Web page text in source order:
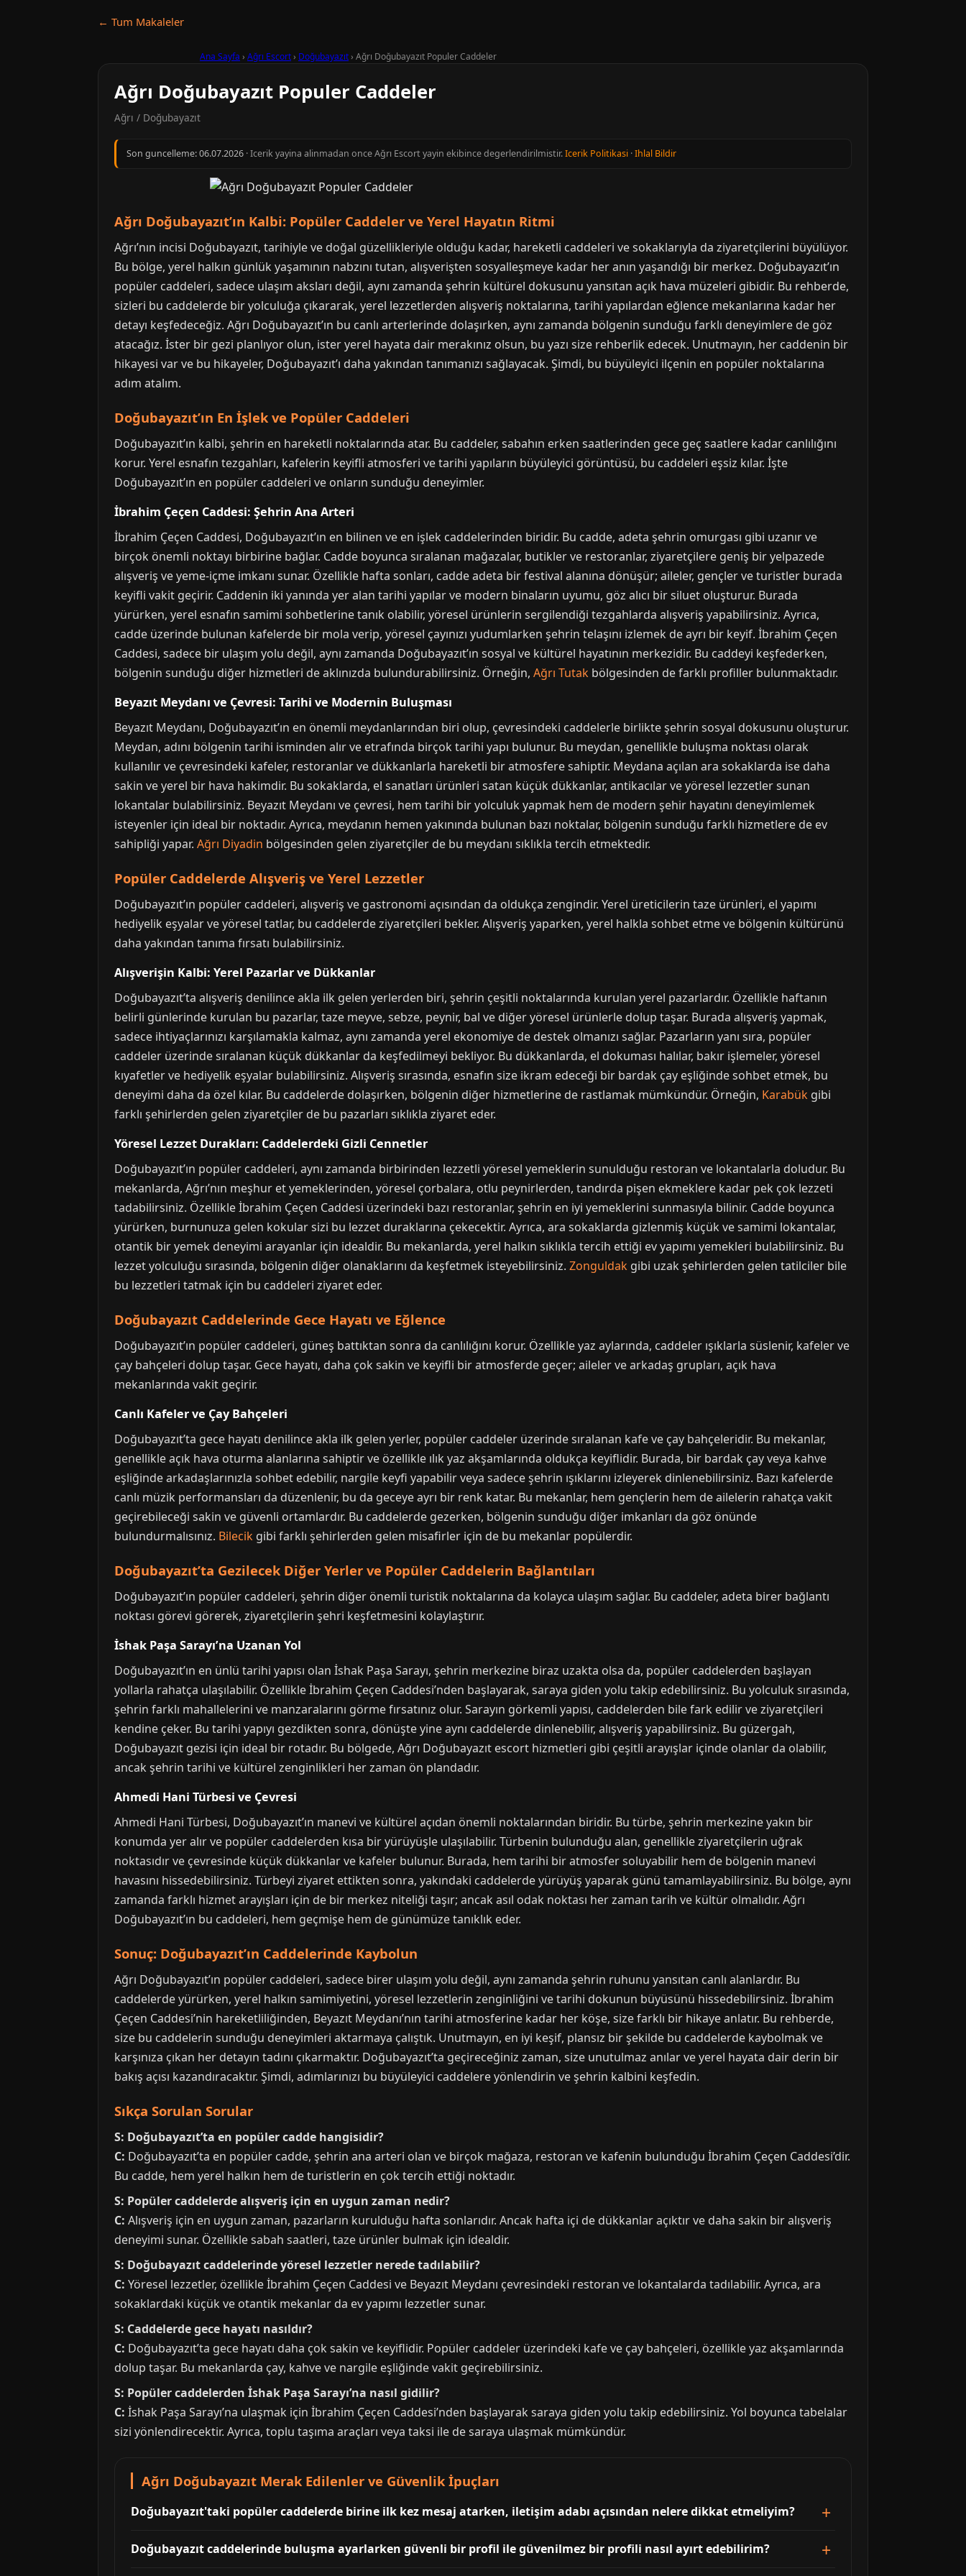
← Tum Makaleler
Ana Sayfa › Ağrı Escort› Doğubayazıt› Ağrı Doğubayazıt Populer Caddeler
Ağrı Doğubayazıt Populer Caddeler
Ağrı / Doğubayazıt
Son guncelleme:06.07.2026 · Icerik yayina alinmadan once Ağrı Escort yayin ekibince degerlendirilmistir.Icerik Politikasi ·Ihlal Bildir
Ağrı Doğubayazıt’ın Kalbi: Popüler Caddeler ve Yerel Hayatın Ritmi
Ağrı’nın incisi Doğubayazıt, tarihiyle ve doğal güzellikleriyle olduğu kadar, hareketli caddeleri ve sokaklarıyla da ziyaretçilerini büyülüyor.
Bu bölge, yerel halkın günlük yaşamının nabzını tutan, alışverişten sosyalleşmeye kadar her anın yaşandığı bir merkez. Doğubayazıt’ın
popüler caddeleri, sadece ulaşım aksları değil, aynı zamanda şehrin kültürel dokusunu yansıtan açık hava müzeleri gibidir. Bu rehberde,
sizleri bu caddelerde bir yolculuğa çıkararak, yerel lezzetlerden alışveriş noktalarına, tarihi yapılardan eğlence mekanlarına kadar her
detayı keşfedeceğiz. Ağrı Doğubayazıt’ın bu canlı arterlerinde dolaşırken, aynı zamanda bölgenin sunduğu farklı deneyimlere de göz
atacağız. İster bir gezi planlıyor olun, ister yerel hayata dair merakınız olsun, bu yazı size rehberlik edecek. Unutmayın, her caddenin bir
hikayesi var ve bu hikayeler, Doğubayazıt’ı daha yakından tanımanızı sağlayacak. Şimdi, bu büyüleyici ilçenin en popüler noktalarına
adım atalım.
Doğubayazıt’ın En İşlek ve Popüler Caddeleri
Doğubayazıt’ın kalbi, şehrin en hareketli noktalarında atar. Bu caddeler, sabahın erken saatlerinden gece geç saatlere kadar canlılığını
korur. Yerel esnafın tezgahları, kafelerin keyifli atmosferi ve tarihi yapıların büyüleyici görüntüsü, bu caddeleri eşsiz kılar. İşte
Doğubayazıt’ın en popüler caddeleri ve onların sunduğu deneyimler.
İbrahim Çeçen Caddesi: Şehrin Ana Arteri
İbrahim Çeçen Caddesi, Doğubayazıt’ın en bilinen ve en işlek caddelerinden biridir. Bu cadde, adeta şehrin omurgası gibi uzanır ve
birçok önemli noktayı birbirine bağlar. Cadde boyunca sıralanan mağazalar, butikler ve restoranlar, ziyaretçilere geniş bir yelpazede
alışveriş ve yeme-içme imkanı sunar. Özellikle hafta sonları, cadde adeta bir festival alanına dönüşür; aileler, gençler ve turistler burada
keyifli vakit geçirir. Caddenin iki yanında yer alan tarihi yapılar ve modern binaların uyumu, göz alıcı bir siluet oluşturur. Burada
yürürken, yerel esnafın samimi sohbetlerine tanık olabilir, yöresel ürünlerin sergilendiği tezgahlarda alışveriş yapabilirsiniz. Ayrıca,
cadde üzerinde bulunan kafelerde bir mola verip, yöresel çayınızı yudumlarken şehrin telaşını izlemek de ayrı bir keyif. İbrahim Çeçen
Caddesi, sadece bir ulaşım yolu değil, aynı zamanda Doğubayazıt’ın sosyal ve kültürel hayatının merkezidir. Bu caddeyi keşfederken,
bölgenin sunduğu diğer hizmetleri de aklınızda bulundurabilirsiniz. Örneğin, Ağrı Tutak bölgesinden de farklı profiller bulunmaktadır.
Beyazıt Meydanı ve Çevresi: Tarihi ve Modernin Buluşması
Beyazıt Meydanı, Doğubayazıt’ın en önemli meydanlarından biri olup, çevresindeki caddelerle birlikte şehrin sosyal dokusunu oluşturur.
Meydan, adını bölgenin tarihi isminden alır ve etrafında birçok tarihi yapı bulunur. Bu meydan, genellikle buluşma noktası olarak
kullanılır ve çevresindeki kafeler, restoranlar ve dükkanlarla hareketli bir atmosfere sahiptir. Meydana açılan ara sokaklarda ise daha
sakin ve yerel bir hava hakimdir. Bu sokaklarda, el sanatları ürünleri satan küçük dükkanlar, antikacılar ve yöresel lezzetler sunan
lokantalar bulabilirsiniz. Beyazıt Meydanı ve çevresi, hem tarihi bir yolculuk yapmak hem de modern şehir hayatını deneyimlemek
isteyenler için ideal bir noktadır. Ayrıca, meydanın hemen yakınında bulunan bazı noktalar, bölgenin sunduğu farklı hizmetlere de ev
sahipliği yapar. Ağrı Diyadin bölgesinden gelen ziyaretçiler de bu meydanı sıklıkla tercih etmektedir.
Popüler Caddelerde Alışveriş ve Yerel Lezzetler
Doğubayazıt’ın popüler caddeleri, alışveriş ve gastronomi açısından da oldukça zengindir. Yerel üreticilerin taze ürünleri, el yapımı
hediyelik eşyalar ve yöresel tatlar, bu caddelerde ziyaretçileri bekler. Alışveriş yaparken, yerel halkla sohbet etme ve bölgenin kültürünü
daha yakından tanıma fırsatı bulabilirsiniz.
Alışverişin Kalbi: Yerel Pazarlar ve Dükkanlar
Doğubayazıt’ta alışveriş denilince akla ilk gelen yerlerden biri, şehrin çeşitli noktalarında kurulan yerel pazarlardır. Özellikle haftanın
belirli günlerinde kurulan bu pazarlar, taze meyve, sebze, peynir, bal ve diğer yöresel ürünlerle dolup taşar. Burada alışveriş yapmak,
sadece ihtiyaçlarınızı karşılamakla kalmaz, aynı zamanda yerel ekonomiye de destek olmanızı sağlar. Pazarların yanı sıra, popüler
caddeler üzerinde sıralanan küçük dükkanlar da keşfedilmeyi bekliyor. Bu dükkanlarda, el dokuması halılar, bakır işlemeler, yöresel
kıyafetler ve hediyelik eşyalar bulabilirsiniz. Alışveriş sırasında, esnafın size ikram edeceği bir bardak çay eşliğinde sohbet etmek, bu
deneyimi daha da özel kılar. Bu caddelerde dolaşırken, bölgenin diğer hizmetlerine de rastlamak mümkündür. Örneğin, Karabük gibi
farklı şehirlerden gelen ziyaretçiler de bu pazarları sıklıkla ziyaret eder.
Yöresel Lezzet Durakları: Caddelerdeki Gizli Cennetler
Doğubayazıt’ın popüler caddeleri, aynı zamanda birbirinden lezzetli yöresel yemeklerin sunulduğu restoran ve lokantalarla doludur. Bu
mekanlarda, Ağrı’nın meşhur et yemeklerinden, yöresel çorbalara, otlu peynirlerden, tandırda pişen ekmeklere kadar pek çok lezzeti
tadabilirsiniz. Özellikle İbrahim Çeçen Caddesi üzerindeki bazı restoranlar, şehrin en iyi yemeklerini sunmasıyla bilinir. Cadde boyunca
yürürken, burnunuza gelen kokular sizi bu lezzet duraklarına çekecektir. Ayrıca, ara sokaklarda gizlenmiş küçük ve samimi lokantalar,
otantik bir yemek deneyimi arayanlar için idealdir. Bu mekanlarda, yerel halkın sıklıkla tercih ettiği ev yapımı yemekleri bulabilirsiniz. Bu
lezzet yolculuğu sırasında, bölgenin diğer olanaklarını da keşfetmek isteyebilirsiniz. Zonguldak gibi uzak şehirlerden gelen tatilciler bile
bu lezzetleri tatmak için bu caddeleri ziyaret eder.
Doğubayazıt Caddelerinde Gece Hayatı ve Eğlence
Doğubayazıt’ın popüler caddeleri, güneş battıktan sonra da canlılığını korur. Özellikle yaz aylarında, caddeler ışıklarla süslenir, kafeler ve
çay bahçeleri dolup taşar. Gece hayatı, daha çok sakin ve keyifli bir atmosferde geçer; aileler ve arkadaş grupları, açık hava
mekanlarında vakit geçirir.
Canlı Kafeler ve Çay Bahçeleri
Doğubayazıt’ta gece hayatı denilince akla ilk gelen yerler, popüler caddeler üzerinde sıralanan kafe ve çay bahçeleridir. Bu mekanlar,
genellikle açık hava oturma alanlarına sahiptir ve özellikle ılık yaz akşamlarında oldukça keyiflidir. Burada, bir bardak çay veya kahve
eşliğinde arkadaşlarınızla sohbet edebilir, nargile keyfi yapabilir veya sadece şehrin ışıklarını izleyerek dinlenebilirsiniz. Bazı kafelerde
canlı müzik performansları da düzenlenir, bu da geceye ayrı bir renk katar. Bu mekanlar, hem gençlerin hem de ailelerin rahatça vakit
geçirebileceği sakin ve güvenli ortamlardır. Bu caddelerde gezerken, bölgenin sunduğu diğer imkanları da göz önünde
bulundurmalısınız. Bilecik gibi farklı şehirlerden gelen misafirler için de bu mekanlar popülerdir.
Doğubayazıt’ta Gezilecek Diğer Yerler ve Popüler Caddelerin Bağlantıları
Doğubayazıt’ın popüler caddeleri, şehrin diğer önemli turistik noktalarına da kolayca ulaşım sağlar. Bu caddeler, adeta birer bağlantı
noktası görevi görerek, ziyaretçilerin şehri keşfetmesini kolaylaştırır.
İshak Paşa Sarayı’na Uzanan Yol
Doğubayazıt’ın en ünlü tarihi yapısı olan İshak Paşa Sarayı, şehrin merkezine biraz uzakta olsa da, popüler caddelerden başlayan
yollarla rahatça ulaşılabilir. Özellikle İbrahim Çeçen Caddesi’nden başlayarak, saraya giden yolu takip edebilirsiniz. Bu yolculuk sırasında,
şehrin farklı mahallelerini ve manzaralarını görme fırsatınız olur. Sarayın görkemli yapısı, caddelerden bile fark edilir ve ziyaretçileri
kendine çeker. Bu tarihi yapıyı gezdikten sonra, dönüşte yine aynı caddelerde dinlenebilir, alışveriş yapabilirsiniz. Bu güzergah,
Doğubayazıt gezisi için ideal bir rotadır. Bu bölgede, Ağrı Doğubayazıt escort hizmetleri gibi çeşitli arayışlar içinde olanlar da olabilir,
ancak şehrin tarihi ve kültürel zenginlikleri her zaman ön plandadır.
Ahmedi Hani Türbesi ve Çevresi
Ahmedi Hani Türbesi, Doğubayazıt’ın manevi ve kültürel açıdan önemli noktalarından biridir. Bu türbe, şehrin merkezine yakın bir
konumda yer alır ve popüler caddelerden kısa bir yürüyüşle ulaşılabilir. Türbenin bulunduğu alan, genellikle ziyaretçilerin uğrak
noktasıdır ve çevresinde küçük dükkanlar ve kafeler bulunur. Burada, hem tarihi bir atmosfer soluyabilir hem de bölgenin manevi
havasını hissedebilirsiniz. Türbeyi ziyaret ettikten sonra, yakındaki caddelerde yürüyüş yaparak günü tamamlayabilirsiniz. Bu bölge, aynı
zamanda farklı hizmet arayışları için de bir merkez niteliği taşır; ancak asıl odak noktası her zaman tarih ve kültür olmalıdır. Ağrı
Doğubayazıt’ın bu caddeleri, hem geçmişe hem de günümüze tanıklık eder.
Sonuç: Doğubayazıt’ın Caddelerinde Kaybolun
Ağrı Doğubayazıt’ın popüler caddeleri, sadece birer ulaşım yolu değil, aynı zamanda şehrin ruhunu yansıtan canlı alanlardır. Bu
caddelerde yürürken, yerel halkın samimiyetini, yöresel lezzetlerin zenginliğini ve tarihi dokunun büyüsünü hissedebilirsiniz. İbrahim
Çeçen Caddesi’nin hareketliliğinden, Beyazıt Meydanı’nın tarihi atmosferine kadar her köşe, size farklı bir hikaye anlatır. Bu rehberde,
size bu caddelerin sunduğu deneyimleri aktarmaya çalıştık. Unutmayın, en iyi keşif, plansız bir şekilde bu caddelerde kaybolmak ve
karşınıza çıkan her detayın tadını çıkarmaktır. Doğubayazıt’ta geçireceğiniz zaman, size unutulmaz anılar ve yerel hayata dair derin bir
bakış açısı kazandıracaktır. Şimdi, adımlarınızı bu büyüleyici caddelere yönlendirin ve şehrin kalbini keşfedin.
Sıkça Sorulan Sorular
S: Doğubayazıt’ta en popüler cadde hangisidir?
C: Doğubayazıt’ta en popüler cadde, şehrin ana arteri olan ve birçok mağaza, restoran ve kafenin bulunduğu İbrahim Çeçen Caddesi’dir.
Bu cadde, hem yerel halkın hem de turistlerin en çok tercih ettiği noktadır.
S: Popüler caddelerde alışveriş için en uygun zaman nedir?
C: Alışveriş için en uygun zaman, pazarların kurulduğu hafta sonlarıdır. Ancak hafta içi de dükkanlar açıktır ve daha sakin bir alışveriş
deneyimi sunar. Özellikle sabah saatleri, taze ürünler bulmak için idealdir.
S: Doğubayazıt caddelerinde yöresel lezzetler nerede tadılabilir?
C: Yöresel lezzetler, özellikle İbrahim Çeçen Caddesi ve Beyazıt Meydanı çevresindeki restoran ve lokantalarda tadılabilir. Ayrıca, ara
sokaklardaki küçük ve otantik mekanlar da ev yapımı lezzetler sunar.
S: Caddelerde gece hayatı nasıldır?
C: Doğubayazıt’ta gece hayatı daha çok sakin ve keyiflidir. Popüler caddeler üzerindeki kafe ve çay bahçeleri, özellikle yaz akşamlarında
dolup taşar. Bu mekanlarda çay, kahve ve nargile eşliğinde vakit geçirebilirsiniz.
S: Popüler caddelerden İshak Paşa Sarayı’na nasıl gidilir?
C: İshak Paşa Sarayı’na ulaşmak için İbrahim Çeçen Caddesi’nden başlayarak saraya giden yolu takip edebilirsiniz. Yol boyunca tabelalar
sizi yönlendirecektir. Ayrıca, toplu taşıma araçları veya taksi ile de saraya ulaşmak mümkündür.
Ağrı Doğubayazıt Merak Edilenler ve Güvenlik İpuçları
Doğubayazıt'taki popüler caddelerde birine ilk kez mesaj atarken, iletişim adabı açısından nelere dikkat etmeliyim?
Doğubayazıt caddelerinde buluşma ayarlarken güvenli bir profil ile güvenilmez bir profili nasıl ayırt edebilirim?